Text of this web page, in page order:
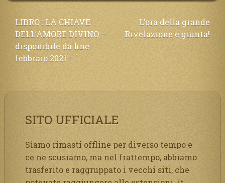
Navigazione
articoli
LIBRO : LA CHIAVE
DELL’AMORE DIVINO –
disponibile da fine
febbraio 2021 –
L’ora della grande
Rivelazione è giunta!
SITO UFFICIALE
Siamo rimasti offline per diverso tempo e
ce ne scusiamo, ma nel frattempo, abbiamo
trasferito e raggruppato i vecchi siti, che